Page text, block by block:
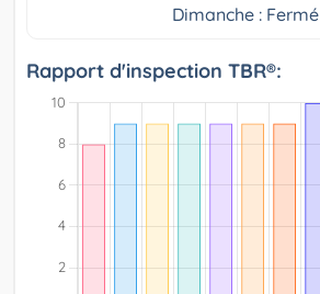
Dimanche : Fermé
Rapport d'inspection TBR®: